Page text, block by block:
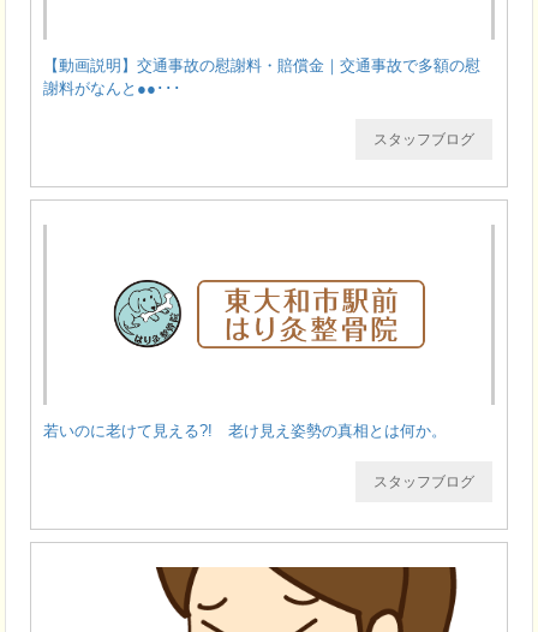
【動画説明】交通事故の慰謝料・賠償金｜交通事故で多額の慰
謝料がなんと●●･･･
スタッフブログ
若いのに老けて見える?! 老け見え姿勢の真相とは何か。
スタッフブログ